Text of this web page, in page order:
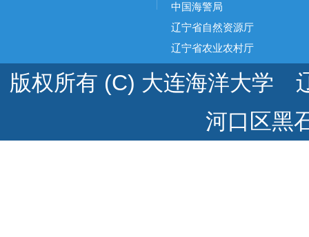
中国海警局
辽宁省自然资源厅
辽宁省农业农村厅
版权所有 (C) 大连海洋大学
河口区黑